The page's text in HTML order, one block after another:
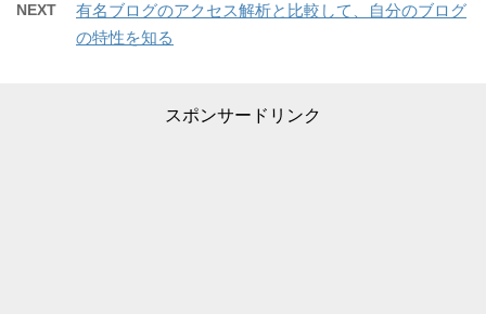
NEXT
有名ブログのアクセス解析と比較して、自分のブログ
の特性を知る
スポンサードリンク